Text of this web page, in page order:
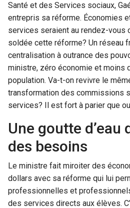
Santé et des Services sociaux,
entrepris sa réforme. Économies
services seraient au rendez-vous
soldée cette réforme? Un réseau
centralisation à outrance des
ministre, zéro économie et moins
population. Va-t-on revivre le
transformation des commissions
services? Il est fort à parier que
Une goutte d’eau
des besoins
Le ministre fait miroiter des
dollars avec sa réforme qui lui
professionnelles et
des services directs aux élèves.